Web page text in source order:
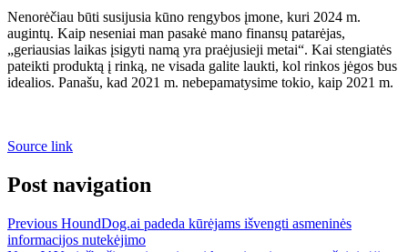
Nenorėčiau būti susijusia kūno rengybos įmone, kuri 2024 m.
augintų. Kaip neseniai man pasakė mano finansų patarėjas,
„geriausias laikas įsigyti namą yra praėjusieji metai“. Kai stengiatės
pateikti produktą į rinką, ne visada galite laukti, kol rinkos jėgos bus
idealios. Panašu, kad 2021 m. nebepamatysime tokio, kaip 2021 m.
Source link
Post navigation
Previous HoundDog.ai padeda kūrėjams išvengti asmeninės
informacijos nutekėjimo